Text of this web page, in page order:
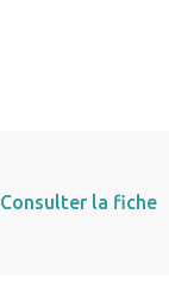
Consulter la fiche